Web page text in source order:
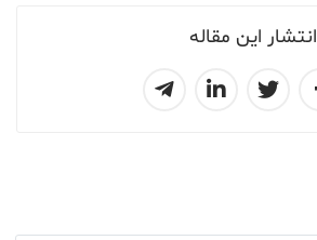
انتشار این مقاله